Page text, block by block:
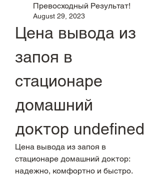
Превосходный Результат!
August 29, 2023
Цена вывода из
запоя в
стационаре
домашний
доктор undefined
Цена вывода из запоя в
стационаре домашний доктор:
надежно, комфортно и быстро.